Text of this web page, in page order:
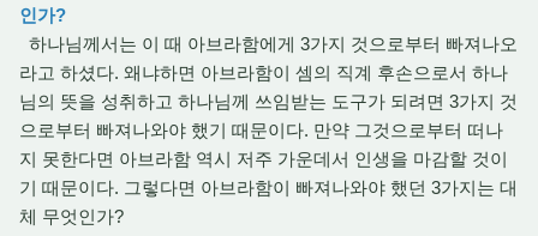
인가?
하나님께서는 이 때 아브라함에게 3가지 것으로부터 빠져나오
라고 하셨다. 왜냐하면 아브라함이 셈의 직계 후손으로서 하나
님의 뜻을 성취하고 하나님께 쓰임받는 도구가 되려면 3가지 것
으로부터 빠져나와야 했기 때문이다. 만약 그것으로부터 떠나
지 못한다면 아브라함 역시 저주 가운데서 인생을 마감할 것이
기 때문이다. 그렇다면 아브라함이 빠져나와야 했던 3가지는 대
체 무엇인가?